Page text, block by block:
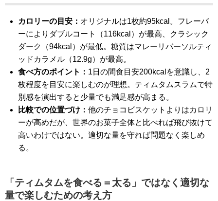
カロリーの目安： オリジナルは1枚約95kcal。フレーバ
ーによりダブルコート（116kcal）が最高、クラシック
ダーク（94kcal）が最低。糖質はマレーリバーソルティ
ッドカラメル（12.9g）が最高。
食べ方のポイント： 1日の間食目安200kcalを意識し、2
枚程度を目安に楽しむのが理想。ティムタムスラムで特
別感を演出すると少量でも満足感が高まる。
比較での位置づけ：他のチョコビスケットよりはカロリ
ーが高めだが、世界のお菓子全体と比べれば飛び抜けて
高いわけではない。適切な量を守れば問題なく楽しめ
る。
「ティムタムを食べる＝太る」ではなく適切な
量で楽しむための考え方